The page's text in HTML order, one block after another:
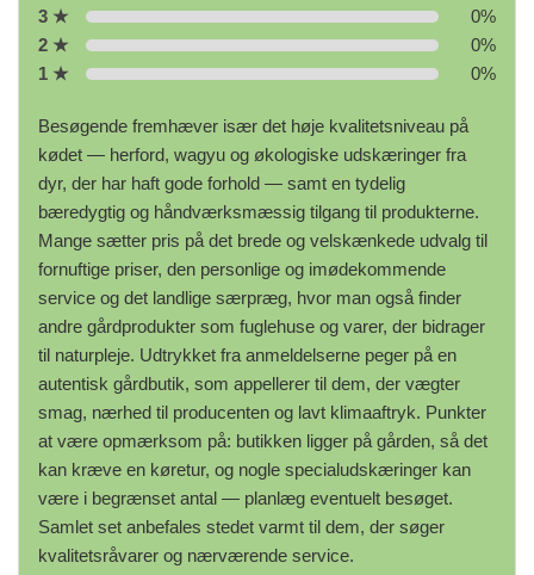
3 ★
0%
2 ★
0%
1 ★
0%
Besøgende fremhæver især det høje kvalitetsniveau på
kødet — herford, wagyu og økologiske udskæringer fra
dyr, der har haft gode forhold — samt en tydelig
bæredygtig og håndværksmæssig tilgang til produkterne.
Mange sætter pris på det brede og velskænkede udvalg til
fornuftige priser, den personlige og imødekommende
service og det landlige særpræg, hvor man også finder
andre gårdprodukter som fuglehuse og varer, der bidrager
til naturpleje. Udtrykket fra anmeldelserne peger på en
autentisk gårdbutik, som appellerer til dem, der vægter
smag, nærhed til producenten og lavt klimaaftryk. Punkter
at være opmærksom på: butikken ligger på gården, så det
kan kræve en køretur, og nogle specialudskæringer kan
være i begrænset antal — planlæg eventuelt besøget.
Samlet set anbefales stedet varmt til dem, der søger
kvalitetsråvarer og nærværende service.